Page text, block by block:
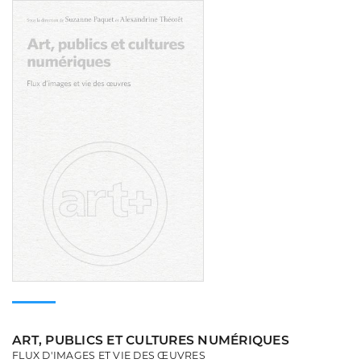
ART, PUBLICS ET CULTURES NUMÉRIQUES
FLUX D'IMAGES ET VIE DES ŒUVRES